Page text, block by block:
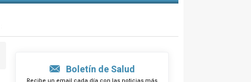
Boletín de Salud